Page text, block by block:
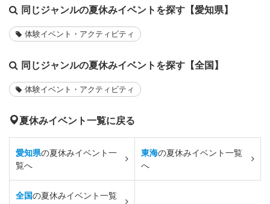
同じジャンルの夏休みイベントを探す【愛知県】
体験イベント・アクティビティ
同じジャンルの夏休みイベントを探す【全国】
体験イベント・アクティビティ
夏休みイベント一覧に戻る
愛知県の夏休みイベント一
覧へ
東海の夏休みイベント一覧
へ
全国の夏休みイベント一覧